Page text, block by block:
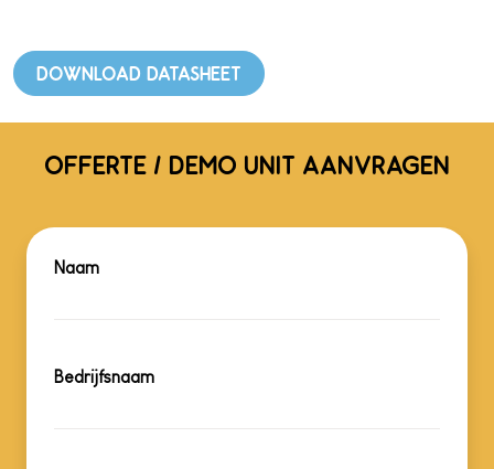
DOWNLOAD DATASHEET
OFFERTE / DEMO UNIT AANVRAGEN
Naam
Bedrijfsnaam